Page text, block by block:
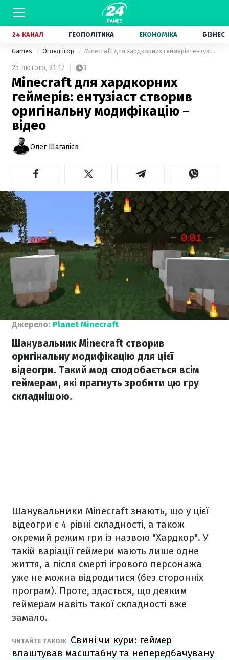
24 КАНАЛ ГЕОПОЛІТИКА ЕКОНОМІКА БІЗНЕС
Games Огляд ігор Minecraft для хардкорних геймерів: ентузіаст створив оригінальну модифікацію – відео
25 лютого, 21:17 3
Minecraft для хардкорних
геймерів: ентузіаст створив
оригінальну модифікацію –
відео
Олег Шагалієв
Джерело: Planet Minecraft
Шанувальник Minecraft створив
оригінальну модифікацію для цієї
відеогри. Такий мод сподобається всім
геймерам, які прагнуть зробити цю гру
складнішою.
Шанувальники Minecraft знають, що у цієї
відеогри є 4 рівні складності, а також
окремий режим гри із назвою "Хардкор". У
такій варіації геймери мають лише одне
життя, а після смерті ігрового персонажа
уже не можна відродитися (без сторонніх
програм). Проте, здається, що деяким
геймерам навіть такої складності вже
замало.
ЧИТАЙТЕ ТАКОЖ Свині чи кури: геймер
влаштував масштабну та непередбачувану